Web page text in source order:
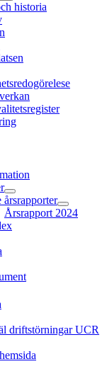
historia
årsrapporter
Årsrapport 2024
driftstörningar UCR